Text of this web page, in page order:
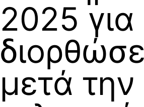
2025 για
μετά την